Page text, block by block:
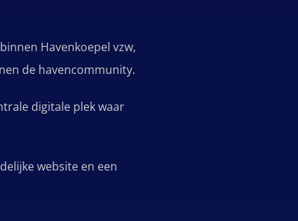
Havenkoepel vzw,
de havencommunity.
digitale plek waar
website en een